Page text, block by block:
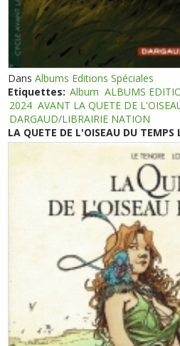
DansAlbums Editions Spéciales
Etiquettes: Album ALBUMS
2024 AVANT LA QUETE DE
DARGAUD/LIBRAIRIE NATION
LA QUETE DE L'OISEAU DU TEMPS